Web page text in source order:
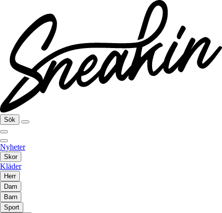
Sök
Nyheter
Skor
Kläder
Herr
Dam
Barn
Sport